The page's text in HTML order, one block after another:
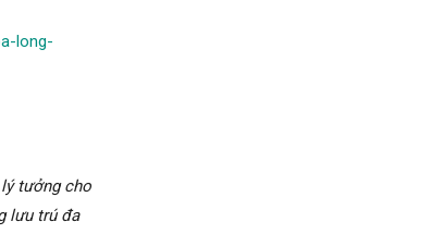
long-
tưởng cho
lưu trú đa